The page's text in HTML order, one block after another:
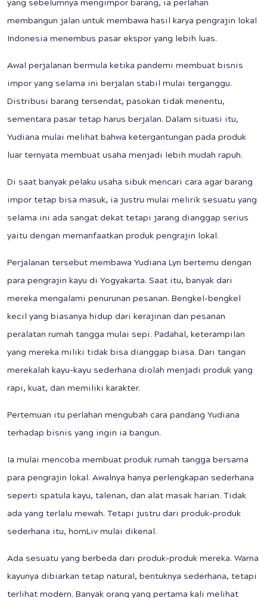
yang sebelumnya mengimpor barang, ia perlahan
membangun jalan untuk membawa hasil karya pengrajin lokal
Indonesia menembus pasar ekspor yang lebih luas.
Awal perjalanan bermula ketika pandemi membuat bisnis
impor yang selama ini berjalan stabil mulai terganggu.
Distribusi barang tersendat, pasokan tidak menentu,
sementara pasar tetap harus berjalan. Dalam situasi itu,
Yudiana mulai melihat bahwa ketergantungan pada produk
luar ternyata membuat usaha menjadi lebih mudah rapuh.
Di saat banyak pelaku usaha sibuk mencari cara agar barang
impor tetap bisa masuk, ia justru mulai melirik sesuatu yang
selama ini ada sangat dekat tetapi jarang dianggap serius
yaitu dengan memanfaatkan produk pengrajin lokal.
Perjalanan tersebut membawa Yudiana Lyn bertemu dengan
para pengrajin kayu di Yogyakarta. Saat itu, banyak dari
mereka mengalami penurunan pesanan. Bengkel-bengkel
kecil yang biasanya hidup dari kerajinan dan pesanan
peralatan rumah tangga mulai sepi. Padahal, keterampilan
yang mereka miliki tidak bisa dianggap biasa. Dari tangan
merekalah kayu-kayu sederhana diolah menjadi produk yang
rapi, kuat, dan memiliki karakter.
Pertemuan itu perlahan mengubah cara pandang Yudiana
terhadap bisnis yang ingin ia bangun.
Ia mulai mencoba membuat produk rumah tangga bersama
para pengrajin lokal. Awalnya hanya perlengkapan sederhana
seperti spatula kayu, talenan, dan alat masak harian. Tidak
ada yang terlalu mewah. Tetapi justru dari produk-produk
sederhana itu, homLiv mulai dikenal.
Ada sesuatu yang berbeda dari produk-produk mereka. Warna
kayunya dibiarkan tetap natural, bentuknya sederhana, tetapi
terlihat modern. Banyak orang yang pertama kali melihat